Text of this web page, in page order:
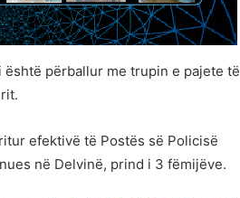
përballur me trupin e pajete të
efektivë të Postës së Policisë
në Delvinë, prind i 3 fëmijëve.